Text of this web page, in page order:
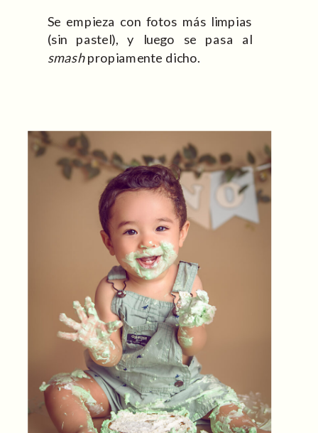
Se empieza con fotos más limpias
(sin pastel), y luego se pasa al
smashpropiamente dicho.